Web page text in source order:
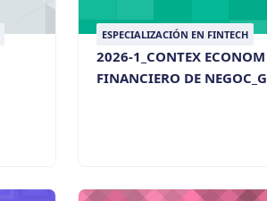
ESPECIALIZACIÓN EN FINTECH
2026-1_CONTEX
FINANCIERO DE